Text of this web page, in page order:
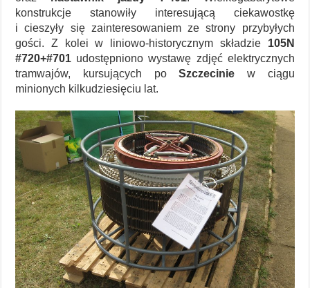
konstrukcje stanowiły interesującą ciekawostkę
i cieszyły się zainteresowaniem ze strony przybyłych
gości. Z kolei w liniowo-historycznym składzie 105N
#720+#701 udostępniono wystawę zdjęć elektrycznych
tramwajów, kursujących poSzczecinie w ciągu
minionych kilkudziesięciu lat.